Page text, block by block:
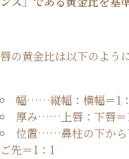
唇の黄金比は以下のよう
幅……縦幅：横幅＝1
厚み……上唇：下唇＝
位置……鼻柱の下から
ご先＝1：1